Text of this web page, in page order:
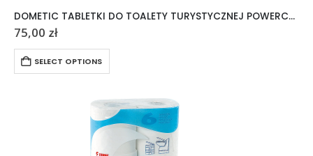
DOMETIC TABLETKI DO TOALETY TURYSTYCZNEJ POWERCARE TABS 20 SZTUK
75,00 zł
SELECT OPTIONS